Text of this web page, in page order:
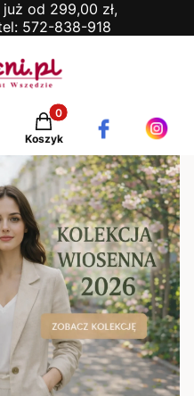
od 299,00 zł,
572-838-918
Produkty w koszyku: 0.
Koszyk